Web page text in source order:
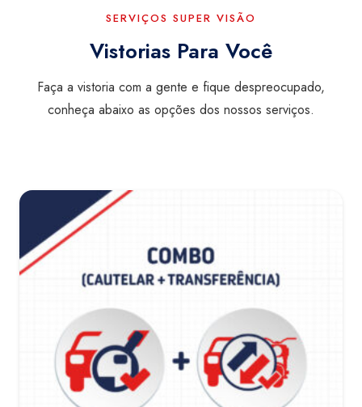
SERVIÇOS SUPER VISÃO
Vistorias Para Você
Faça a vistoria com a gente e fique despreocupado,
conheça abaixo as opções dos nossos serviços.